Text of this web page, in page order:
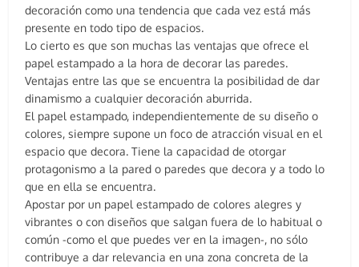
decoración como una tendencia que cada vez está más
presente en todo tipo de espacios.
Lo cierto es que son muchas las ventajas que ofrece el
papel estampado a la hora de decorar las paredes.
Ventajas entre las que se encuentra la posibilidad de dar
dinamismo a cualquier decoración aburrida.
El papel estampado, independientemente de su diseño o
colores, siempre supone un foco de atracción visual en el
espacio que decora. Tiene la capacidad de otorgar
protagonismo a la pared o paredes que decora y a todo lo
que en ella se encuentra.
Apostar por un papel estampado de colores alegres y
vibrantes o con diseños que salgan fuera de lo habitual o
común -como el que puedes ver en la imagen-, no sólo
contribuye a dar relevancia en una zona concreta de la